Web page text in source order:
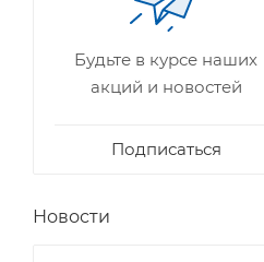
Будьте в курсе наших
акций и новостей
Подписаться
Новости